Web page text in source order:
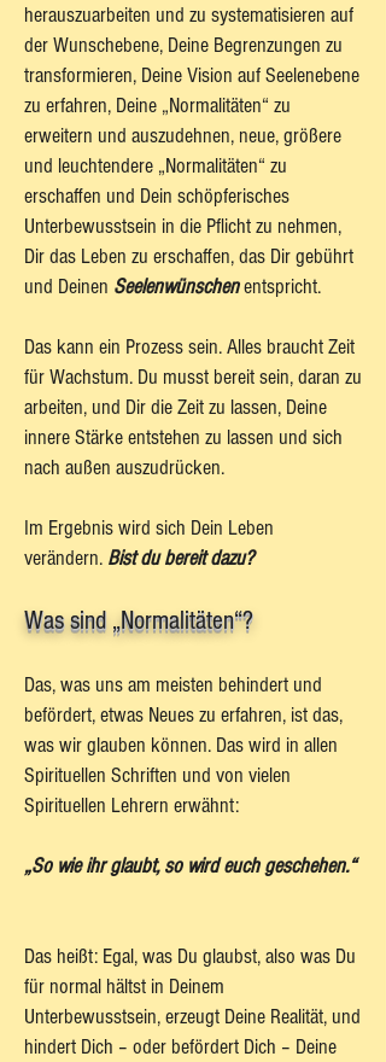
herauszuarbeiten und zu systematisieren auf
der Wunschebene, Deine Begrenzungen zu
transformieren, Deine Vision auf Seelenebene
zu erfahren, Deine „Normalitäten“ zu
erweitern und auszudehnen, neue, größere
und leuchtendere „Normalitäten“ zu
erschaffen und Dein schöpferisches
Unterbewusstsein in die Pflicht zu nehmen,
Dir das Leben zu erschaffen, das Dir gebührt
und Deinen Seelenwünschenentspricht.
Das kann ein Prozess sein. Alles braucht Zeit
für Wachstum. Du musst bereit sein, daran zu
arbeiten, und Dir die Zeit zu lassen, Deine
innere Stärke entstehen zu lassen und sich
nach außen auszudrücken.
Im Ergebnis wird sich Dein Leben
verändern. Bist du bereit dazu?
Was sind „Normalitäten“?
Das, was uns am meisten behindert und
befördert, etwas Neues zu erfahren, ist das,
was wir glauben können. Das wird in allen
Spirituellen Schriften und von vielen
Spirituellen Lehrern erwähnt:
„So wie ihr glaubt, so wird euch geschehen.“
Das heißt: Egal, was Du glaubst, also was Du
für normal hältst in Deinem
Unterbewusstsein, erzeugt Deine Realität, und
hindert Dich – oder befördert Dich – Deine